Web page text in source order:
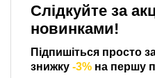
Слідкуйте за
новинками!
Підпишіться просто
знижку -3% на першу